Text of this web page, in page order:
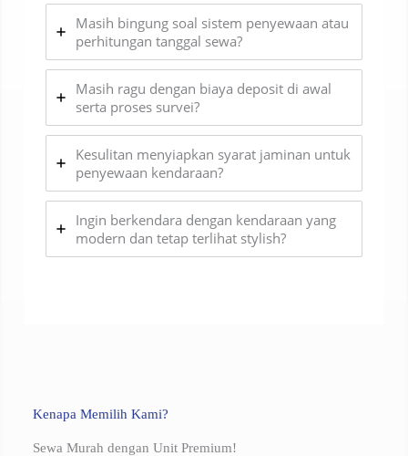
Masih bingung soal sistem penyewaan atau
perhitungan tanggal sewa?
Masih ragu dengan biaya deposit di awal
serta proses survei?
Kesulitan menyiapkan syarat jaminan untuk
penyewaan kendaraan?
Ingin berkendara dengan kendaraan yang
modern dan tetap terlihat stylish?
Kenapa Memilih Kami?
Sewa Murah dengan Unit Premium!